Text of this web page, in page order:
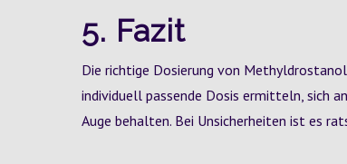
5. Fazit
Die richtige Dosierung von
individuell passende Dosis ermitteln, sich
Auge behalten. Bei Unsicherheiten ist es